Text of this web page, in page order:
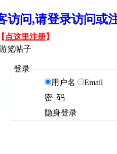
访问,请登录访问或
【 点这里注册】
览帖子
登录
用户名
Email
密 码
隐身登录